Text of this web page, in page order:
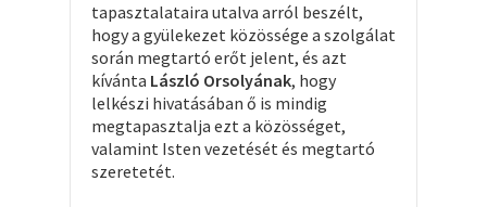
tapasztalataira utalva arról beszélt,
hogy a gyülekezet közössége a szolgálat
során megtartó erőt jelent, és azt
kívánta László Orsolyának, hogy
lelkészi hivatásában ő is mindig
megtapasztalja ezt a közösséget,
valamint Isten vezetését és megtartó
szeretetét.